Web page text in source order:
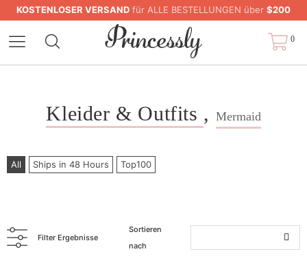
KOSTENLOSER VERSAND für ALLE BESTELLUNGEN über $200
0
Kleider & Outfits , Mermaid
All Ships in 48 Hours Top100
Filter Ergebnisse
Sortieren
nach